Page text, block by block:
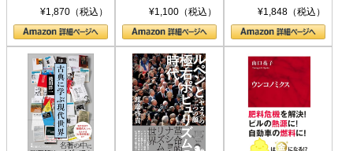
トランプとBRICS
の挑戦
¥1,870（税込）
下、ソ連参戦、そ
して聖断 (PHP新
書)
¥1,100（税込） ¥1,848（税込）